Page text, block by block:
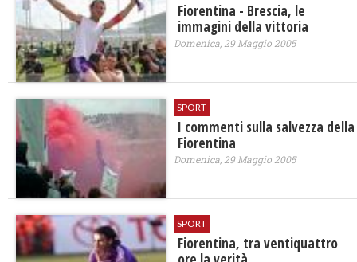
Fiorentina - Brescia, le
immagini della vittoria
Domenica, 29 Maggio 2005
SPORT
I commenti sulla salvezza della
Fiorentina
Domenica, 29 Maggio 2005
SPORT
Fiorentina, tra ventiquattro